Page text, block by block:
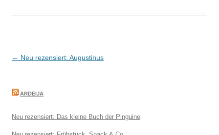
Beitragsnavigation
← Neu rezensiert: Augustinus
ARDEIJA
Neu rezensiert: Das kleine Buch der Pinguine